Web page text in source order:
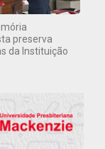
preserva
da Instituição